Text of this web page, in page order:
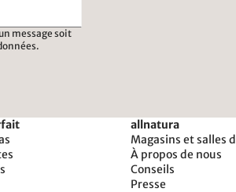
message soit
allnatura
Magasins et salles
À propos de nous
Conseils
Presse